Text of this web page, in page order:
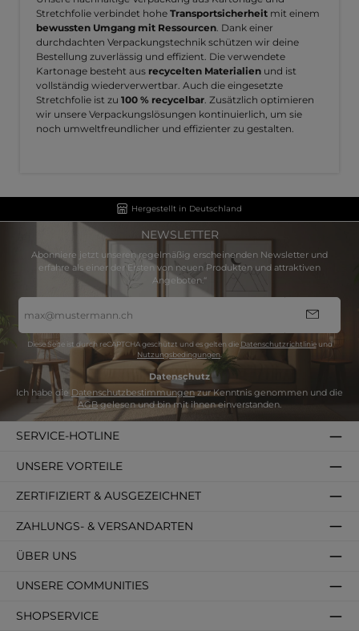
Stretchfolie verbindet hohe Transportsicherheit mit einem
bewussten Umgang mit Ressourcen. Dank einer
durchdachten Verpackungstechnik schützen wir deine
Bestellung zuverlässig und effizient. Die verwendete
Kartonage besteht aus recycelten Materialien und ist
vollständig wiederverwertbar. Auch die eingesetzte
Stretchfolie ist zu 100 % recycelbar. Zusätzlich optimieren
wir unsere Verpackungslösungen kontinuierlich, um sie
noch umweltfreundlicher und effizienter zu gestalten.
Hergestellt in Deutschland
NEWSLETTER
Abonniere jetzt unseren regelmäßig erscheinenden Newsletter und
erfahre als einer der Ersten von neuen Produkten und attraktiven
Angeboten.“
Mail-
Adresse
Diese Seite ist durch reCAPTCHA geschützt und es gelten die Datenschutzrichtlinieund
Nutzungsbedingungen
Datenschutz
Ich habe die Datenschutzbestimmungenzur Kenntnis genommen und die
AGBgelesen und bin mit ihnen einverstanden.
SERVICE-HOTLINE
SHOPSERVICE
ZAHLUNGS- & VERSANDARTEN
ÜBER UNS
ZERTIFIZIERT & AUSGEZEICHNET
UNSERE VORTEILE
UNSERE COMMUNITIES